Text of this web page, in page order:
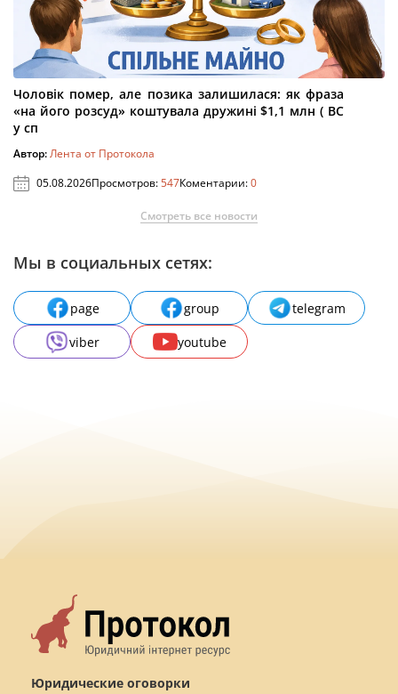
Чоловік помер, але позика залишилася: як фраза
«на його розсуд» коштувала дружині $1,1 млн ( ВС
у сп
Автор:Лента от Протокола
05.08.2026Просмотров:547Коментарии:0
Смотреть все новости
Мы в социальных сетях:
page group
telegram
viber
youtube
Юридические оговорки